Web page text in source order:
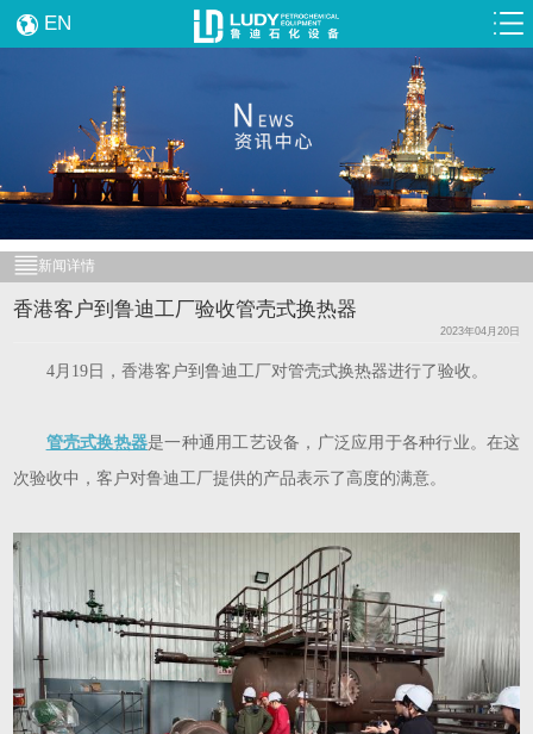
EN
新闻详情
香港客户到鲁迪工厂验收管壳式换热器
2023年04月20日
4月19日，香港客户到鲁迪工厂对管壳式换热器进行了验收。
管壳式换热器是一种通用工艺设备，广泛应用于各种行业。在这
次验收中，客户对鲁迪工厂提供的产品表示了高度的满意。